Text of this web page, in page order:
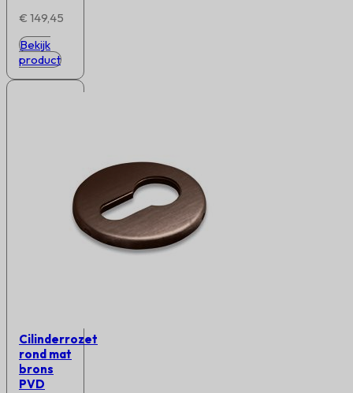
€ 149,45
Bekijk
product
Cilinderrozet
rond mat
brons
PVD